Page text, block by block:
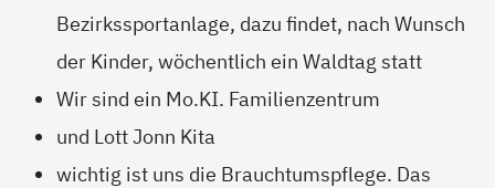
Bezirkssportanlage, dazu findet, nach Wunsch
der Kinder, wöchentlich ein Waldtag statt
Wir sind ein Mo.KI. Familienzentrum
und Lott Jonn Kita
wichtig ist uns die Brauchtumspflege. Das